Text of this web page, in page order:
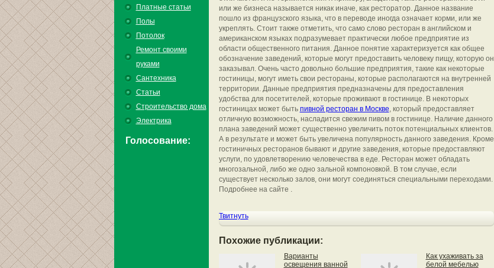
Платные статьи
Полы
Потолок
Ремонт своими
руками
Сантехника
Статьи
Строительство дома
Электрика
Голосование:
или же бизнеса называется никак иначе, как ресторатор. Данное название
пошло из французского языка, что в переводе иногда означает корми, или же
укреплять. Стоит также отметить, что само слово ресторан в английском и
американском языках подразумевает практически любое предприятие из
области общественного питания. Данное понятие характеризуется как общее
обозначение заведений, которые могут предоставить человеку пищу, которую он
заказывал. Очень часто довольно большие предприятия, такие как некоторые
гостиницы, могут иметь свои рестораны, которые располагаются на внутренней
территории. Данные предприятия предназначены для предоставления
удобства для посетителей, которые проживают в гостинице. В некоторых
гостиницах может быть пивной ресторан в Москве, который предоставляет
отличную возможность, насладится свежим пивом в гостинице. Наличие данного
плана заведений может существенно увеличить поток потенциальных клиентов.
А в результате и может быть увеличена популярность данного заведения. Кроме
гостиничных ресторанов бывают и другие заведения, которые предоставляют
услуги, по удовлетворению человечества в еде. Ресторан может обладать
многозальной, либо же одно зальной компоновкой. В том случае, если
существует несколько залов, они могут соединяться специальными переходами.
Подробнее на сайте .
Твитнуть
Похожие публикации:
Варианты
освещения ванной
Как ухаживать за
белой мебелью